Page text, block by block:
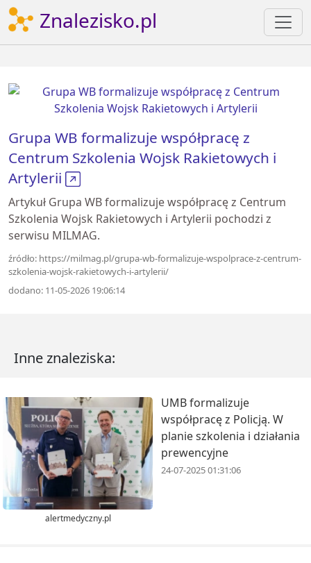
Znalezisko.pl
Grupa WB formalizuje współpracę z
Centrum Szkolenia Wojsk Rakietowych i
Artylerii
Artykuł Grupa WB formalizuje współpracę z Centrum
Szkolenia Wojsk Rakietowych i Artylerii pochodzi z
serwisu MILMAG.
źródło: https://milmag.pl/grupa-wb-formalizuje-wspolprace-z-centrum-
szkolenia-wojsk-rakietowych-i-artylerii/
dodano: 11-05-2026 19:06:14
Inne znaleziska:
alertmedyczny.pl
UMB formalizuje
współpracę z Policją. W
planie szkolenia i działania
prewencyjne
24-07-2025 01:31:06